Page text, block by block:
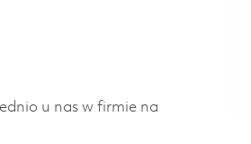
u nas w firmie na